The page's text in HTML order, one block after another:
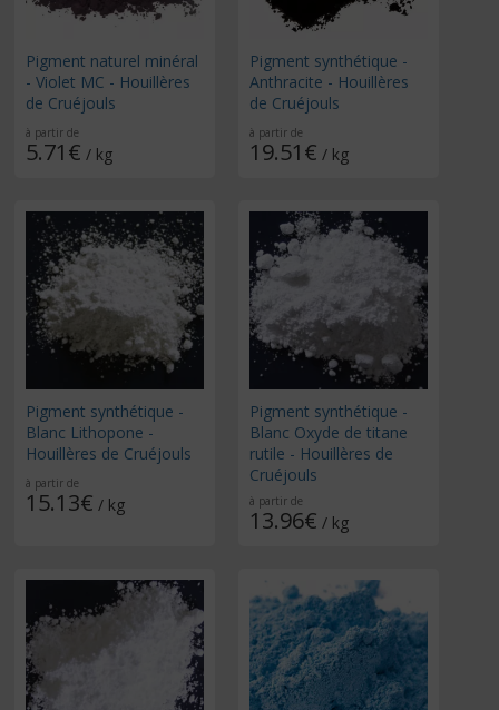
Pigment naturel minéral
- Violet MC - Houillères
de Cruéjouls
à partir de
5.71€ / kg
Pigment synthétique -
Anthracite - Houillères
de Cruéjouls
à partir de
19.51€ / kg
Pigment synthétique -
Blanc Lithopone -
Houillères de Cruéjouls
à partir de
15.13€ / kg
Pigment synthétique -
Blanc Oxyde de titane
rutile - Houillères de
Cruéjouls
à partir de
13.96€ / kg